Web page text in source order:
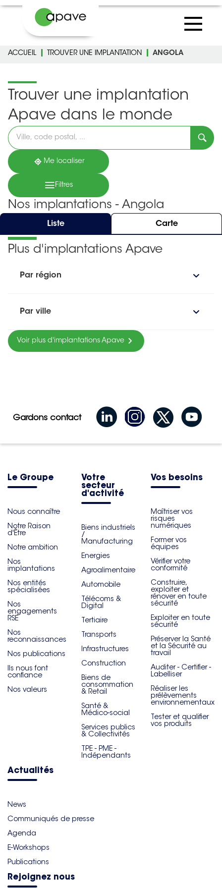
ACCUEIL TROUVER UNE IMPLANTATION ANGOLA
Trouver une implantation
Apave dans le monde
Veuillez
renseigner
une
adresse
Me localiser
Filtres
Nos implantations - Angola
Liste Carte
Plus d'implantations Apave
Par région
Par ville
Voir plus d'implantations Apave
Gardons contact
Le Groupe
Nous connaître
Notre Raison
d'Être
Notre ambition
Nos
implantations
Nos entités
spécialisées
Nos
engagements
RSE
Nos
reconnaissances
Nos publications
Ils nous font
confiance
Nos valeurs
Votre
secteur
d'activité
Biens industriels
/
Manufacturing
Energies
Agroalimentaire
Automobile
Télécoms &
Digital
Tertiaire
Transports
Infrastructures
Construction
Biens de
consommation
& Retail
Santé &
Médico-social
Services publics
& Collectivités
TPE - PME -
Indépendants
Vos besoins
Maîtriser vos
risques
numériques
Former vos
équipes
Vérifier votre
conformité
Construire,
exploiter et
rénover en toute
sécurité
Exploiter en toute
sécurité
Préserver la Santé
et la Sécurité au
travail
Auditer - Certifier -
Labelliser
Réaliser les
prélèvements
environnementaux
Tester et qualifier
vos produits
Actualités
News
Communiqués de presse
Agenda
E-Workshops
Publications
Rejoignez nous